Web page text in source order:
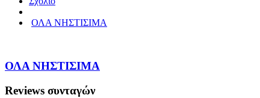
ΟΛΑ ΝΗΣΤΙΣΙΜΑ
ΟΛΑ ΝΗΣΤΙΣΙΜΑ
Reviews συνταγών